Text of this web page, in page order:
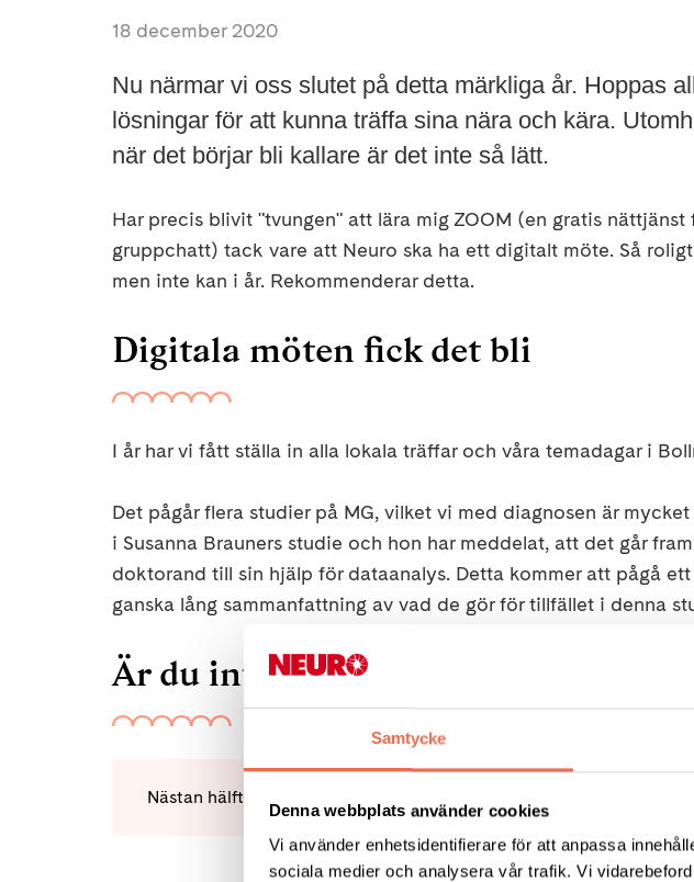
Samtycke
Denna webbplats använder cookies
Vi använder enhetsidentifierare för att anpassa
sociala medier och analysera vår trafik. Vi
18 december 2020
Nu närmar vi oss slutet på detta märkliga år. Hoppas
lösningar för att kunna träffa sina nära och kära.
när det börjar bli kallare är det inte så lätt.
Har precis blivit "tvungen" att lära mig ZOOM (en gratis
gruppchatt) tack vare att Neuro ska ha ett digitalt möte. Så
men inte kan i år. Rekommenderar detta.
Digitala möten fick det bli
I år har vi fått ställa in alla lokala träffar och våra temadagar i
Det pågår flera studier på MG, vilket vi med diagnosen är
i Susanna Brauners studie och hon har meddelat, att det går
doktorand till sin hjälp för dataanalys. Detta kommer att pågå
ganska lång sammanfattning av vad de gör för tillfället i denna
Är du intresserad så läs mer här: